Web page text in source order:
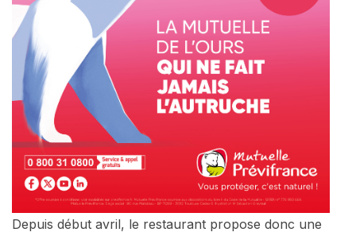
Depuis début avril, le restaurant propose donc une